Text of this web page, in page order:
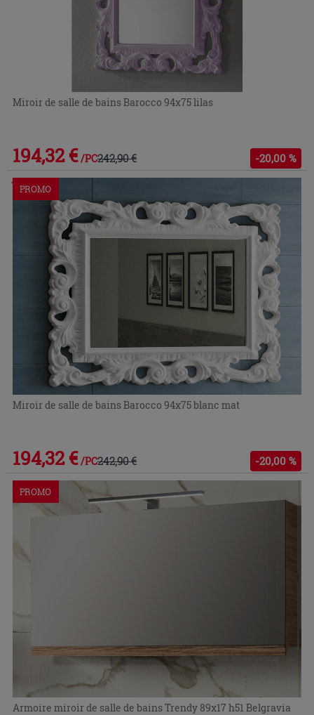
Miroir de salle de bains Barocco 94x75 lilas
194,32 € /PC242,90 € -20,00 %
Commandable en magasin ou via le service client
PROMO
Miroir de salle de bains Barocco 94x75 blanc mat
194,32 € /PC242,90 € -20,00 %
PROMO
Armoire miroir de salle de bains Trendy 89x17 h51 Belgravia